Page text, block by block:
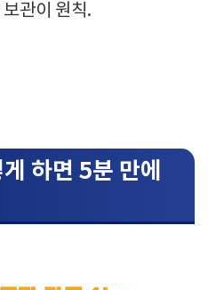
관이 원칙.
하면 5분 만에